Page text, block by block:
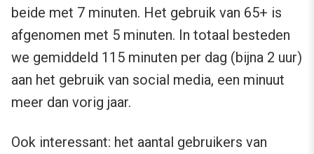
beide met 7 minuten. Het gebruik van 65+ is
afgenomen met 5 minuten. In totaal besteden
we gemiddeld 115 minuten per dag (bijna 2 uur)
aan het gebruik van social media, een minuut
meer dan vorig jaar.
Ook interessant: het aantal gebruikers van